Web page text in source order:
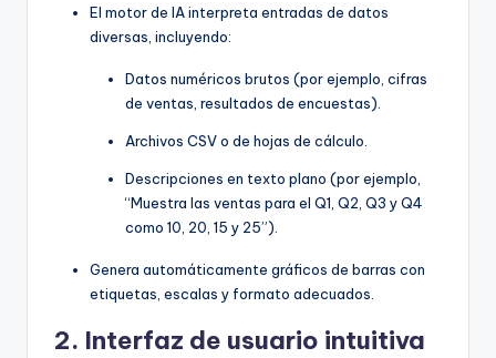
El motor de IA interpreta entradas de datos
diversas, incluyendo:
Datos numéricos brutos (por ejemplo, cifras
de ventas, resultados de encuestas).
Archivos CSV o de hojas de cálculo.
Descripciones en texto plano (por ejemplo,
“Muestra las ventas para el Q1, Q2, Q3 y Q4
como 10, 20, 15 y 25”).
Genera automáticamente gráficos de barras con
etiquetas, escalas y formato adecuados.
2. Interfaz de usuario intuitiva